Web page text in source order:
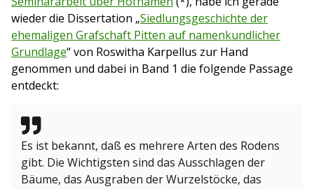
wieder die Dissertation „Siedlungsgeschichte der
ehemaligen Grafschaft Pitten auf namenkundlicher
Grundlage“ von Roswitha Karpellus zur Hand
genommen und dabei in Band 1 die folgende Passage
entdeckt:
Es ist bekannt, daß es mehrere Arten des Rodens
gibt. Die Wichtigsten sind das Ausschlagen der
Bäume, das Ausgraben der Wurzelstöcke, das